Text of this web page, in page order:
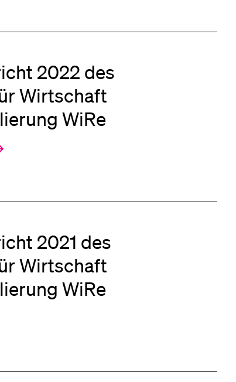
2022 des
Wirtschaft
WiRe
2021 des
Wirtschaft
WiRe